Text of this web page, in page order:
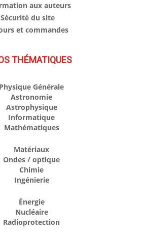
aux auteurs
Sécurité du site
et commandes
THÉMATIQUES
Physique Générale
Astronomie
Astrophysique
Informatique
Mathématiques
Matériaux
Ondes / optique
Chimie
Ingénierie
Énergie
Nucléaire
Radioprotection